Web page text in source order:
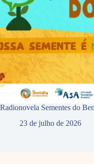
Radionovela Sementes do
23 de julho de 2026